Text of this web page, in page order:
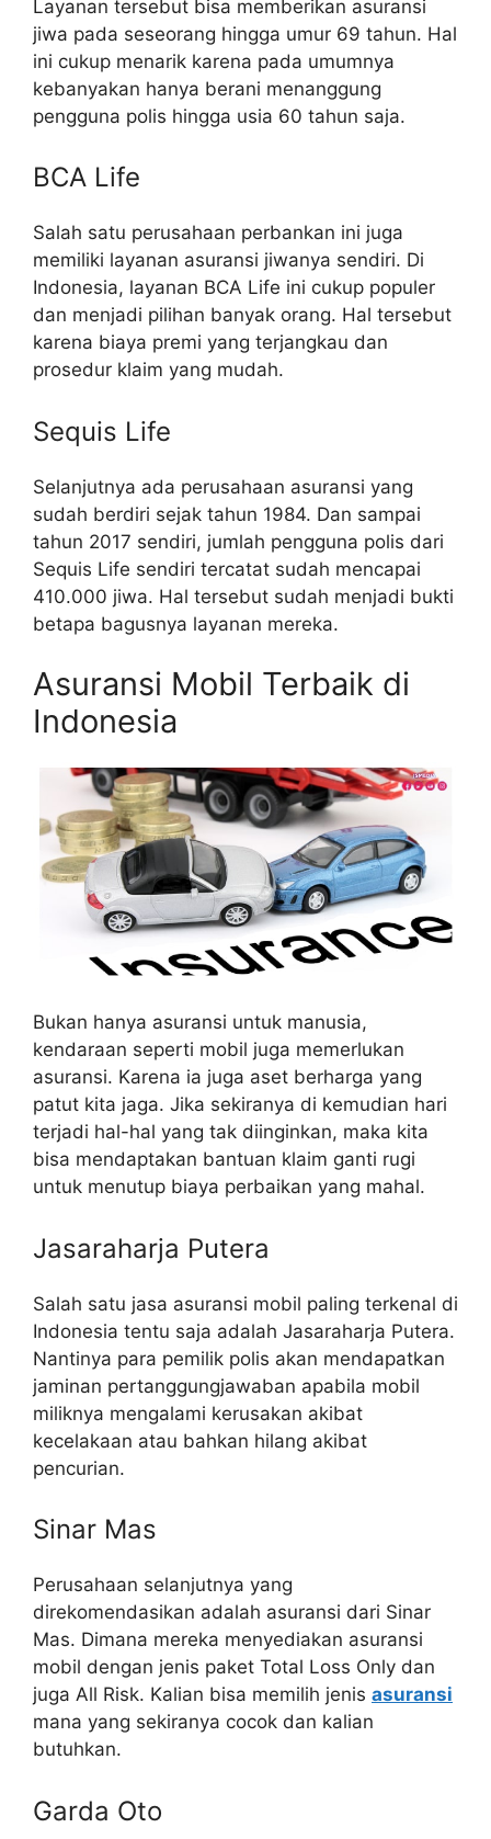
Layanan tersebut bisa memberikan asuransi
jiwa pada seseorang hingga umur 69 tahun. Hal
ini cukup menarik karena pada umumnya
kebanyakan hanya berani menanggung
pengguna polis hingga usia 60 tahun saja.
BCA Life
Salah satu perusahaan perbankan ini juga
memiliki layanan asuransi jiwanya sendiri. Di
Indonesia, layanan BCA Life ini cukup populer
dan menjadi pilihan banyak orang. Hal tersebut
karena biaya premi yang terjangkau dan
prosedur klaim yang mudah.
Sequis Life
Selanjutnya ada perusahaan asuransi yang
sudah berdiri sejak tahun 1984. Dan sampai
tahun 2017 sendiri, jumlah pengguna polis dari
Sequis Life sendiri tercatat sudah mencapai
410.000 jiwa. Hal tersebut sudah menjadi bukti
betapa bagusnya layanan mereka.
Asuransi Mobil Terbaik di
Indonesia
Bukan hanya asuransi untuk manusia,
kendaraan seperti mobil juga memerlukan
asuransi. Karena ia juga aset berharga yang
patut kita jaga. Jika sekiranya di kemudian hari
terjadi hal-hal yang tak diinginkan, maka kita
bisa mendaptakan bantuan klaim ganti rugi
untuk menutup biaya perbaikan yang mahal.
Jasaraharja Putera
Salah satu jasa asuransi mobil paling terkenal di
Indonesia tentu saja adalah Jasaraharja Putera.
Nantinya para pemilik polis akan mendapatkan
jaminan pertanggungjawaban apabila mobil
miliknya mengalami kerusakan akibat
kecelakaan atau bahkan hilang akibat
pencurian.
Sinar Mas
Perusahaan selanjutnya yang
direkomendasikan adalah asuransi dari Sinar
Mas. Dimana mereka menyediakan asuransi
mobil dengan jenis paket Total Loss Only dan
juga All Risk. Kalian bisa memilih jenis asuransi
mana yang sekiranya cocok dan kalian
butuhkan.
Garda Oto